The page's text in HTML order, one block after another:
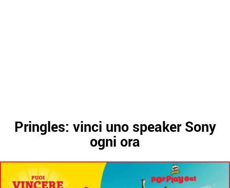
Pringles: vinci uno speaker Sony
ogni ora